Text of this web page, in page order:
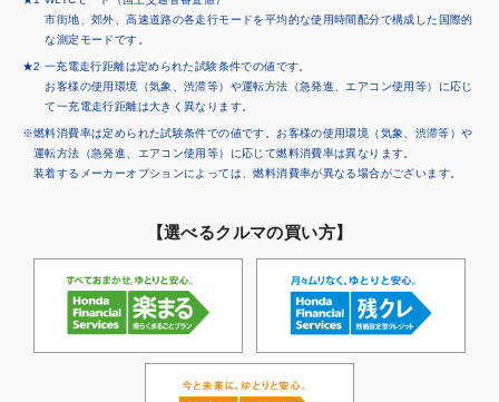
市街地、郊外、高速道路の各走行モードを平均的な使用時間配分で構成した国際的
な測定モードです。
★2 一充電走行距離は定められた試験条件での値です。
お客様の使用環境（気象、渋滞等）や運転方法（急発進、エアコン使用等）に応じ
て一充電走行距離は大きく異なります。
※燃料消費率は定められた試験条件での値です。お客様の使用環境（気象、渋滞等）や
運転方法（急発進、エアコン使用等）に応じて燃料消費率は異なります。
装着するメーカーオプションによっては、燃料消費率が異なる場合がございます。
【選べるクルマの買い方】